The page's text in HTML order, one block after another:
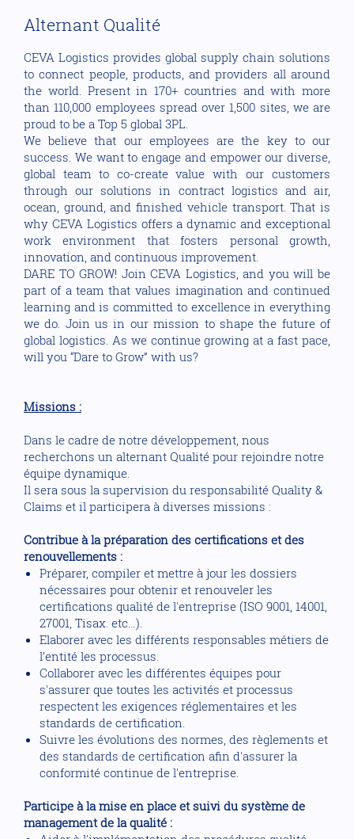
Alternant Qualité
CEVA Logistics provides global supply chain solutions
to connect people, products, and providers all around
the world. Present in 170+ countries and with more
than 110,000 employees spread over 1,500 sites, we are
proud to be a Top 5 global 3PL.
We believe that our employees are the key to our
success. We want to engage and empower our diverse,
global team to co-create value with our customers
through our solutions in contract logistics and air,
ocean, ground, and finished vehicle transport. That is
why CEVA Logistics offers a dynamic and exceptional
work environment that fosters personal growth,
innovation, and continuous improvement.
DARE TO GROW! Join CEVA Logistics, and you will be
part of a team that values imagination and continued
learning and is committed to excellence in everything
we do. Join us in our mission to shape the future of
global logistics. As we continue growing at a fast pace,
will you “Dare to Grow” with us?
Missions :
Dans le cadre de notre développement, nous
recherchons un alternant Qualité pour rejoindre notre
équipe dynamique.
Il sera sous la supervision du responsabilité Quality &
Claims et il participera à diverses missions :
Contribue à la préparation des certifications et des
renouvellements :
Préparer, compiler et mettre à jour les dossiers
nécessaires pour obtenir et renouveler les
certifications qualité de l'entreprise (ISO 9001, 14001,
27001, Tisax. etc…).
Elaborer avec les différents responsables métiers de
l’entité les processus.
Collaborer avec les différentes équipes pour
s'assurer que toutes les activités et processus
respectent les exigences réglementaires et les
standards de certification.
Suivre les évolutions des normes, des règlements et
des standards de certification afin d'assurer la
conformité continue de l'entreprise.
Participe à la mise en place et suivi du système de
management de la qualité :